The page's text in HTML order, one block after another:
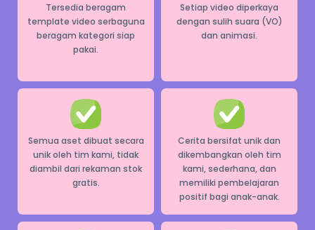
Tersedia beragam
template video serbaguna
beragam kategori siap
pakai.
Setiap video diperkaya
dengan sulih suara (VO)
dan animasi.
Semua aset dibuat secara
unik oleh tim kami, tidak
diambil dari rekaman stok
gratis.
Cerita bersifat unik dan
dikembangkan oleh tim
kami, sederhana, dan
memiliki pembelajaran
positif bagi anak-anak.